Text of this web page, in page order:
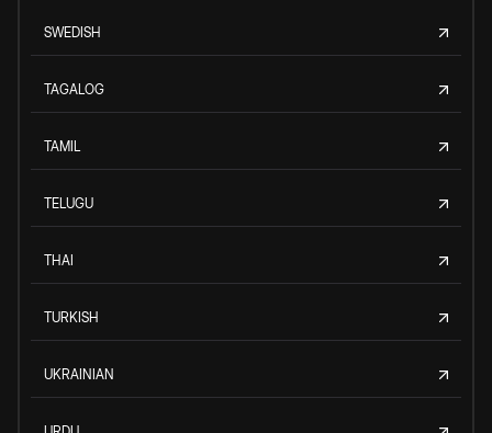
SWEDISH
TAGALOG
TAMIL
TELUGU
THAI
TURKISH
UKRAINIAN